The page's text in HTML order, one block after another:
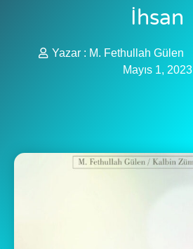
İhsan
Yazar : M. Fethullah Gülen
Mayıs 1, 2023